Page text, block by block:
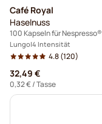
Café Royal
Haselnuss
100 Kapseln für Nespresso®
Lungo 4 Intensität
4.8(120)
32,49 €
0,32 €/ Tasse